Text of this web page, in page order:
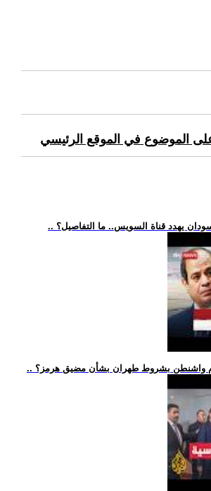
على الموضوع في الموقع الرئيسي
واشنطن بشروط طهران بشأن مضيق هرمز؟